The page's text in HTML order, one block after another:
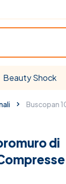
Beauty Shock
Buscopan
di